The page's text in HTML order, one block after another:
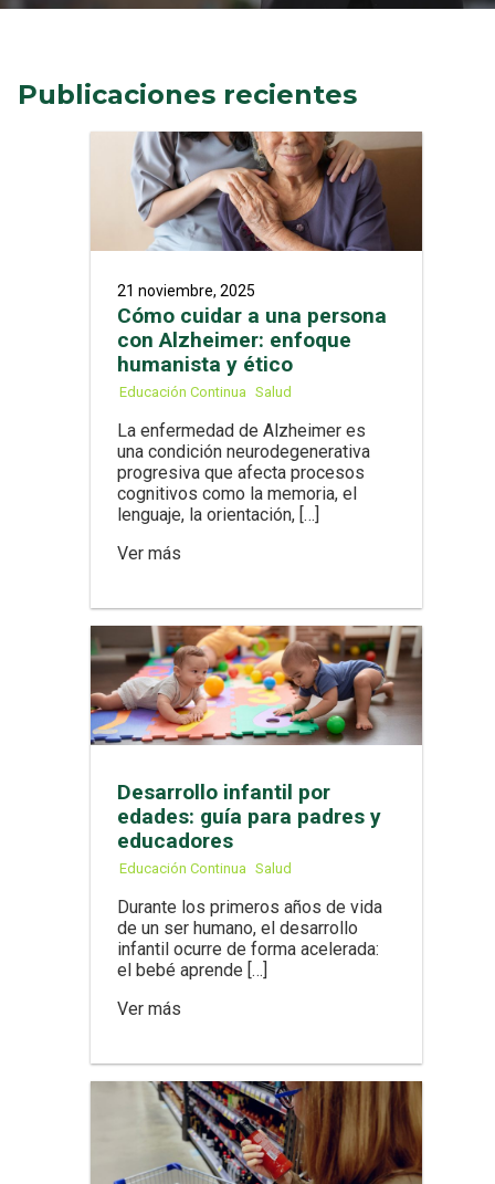
Publicaciones recientes
21 noviembre, 2025
Cómo cuidar a una persona
con Alzheimer: enfoque
humanista y ético
Educación Continua Salud
La enfermedad de Alzheimer es
una condición neurodegenerativa
progresiva que afecta procesos
cognitivos como la memoria, el
lenguaje, la orientación, […]
Ver más
Desarrollo infantil por
edades: guía para padres y
educadores
Educación Continua Salud
Durante los primeros años de vida
de un ser humano, el desarrollo
infantil ocurre de forma acelerada:
el bebé aprende […]
Ver más